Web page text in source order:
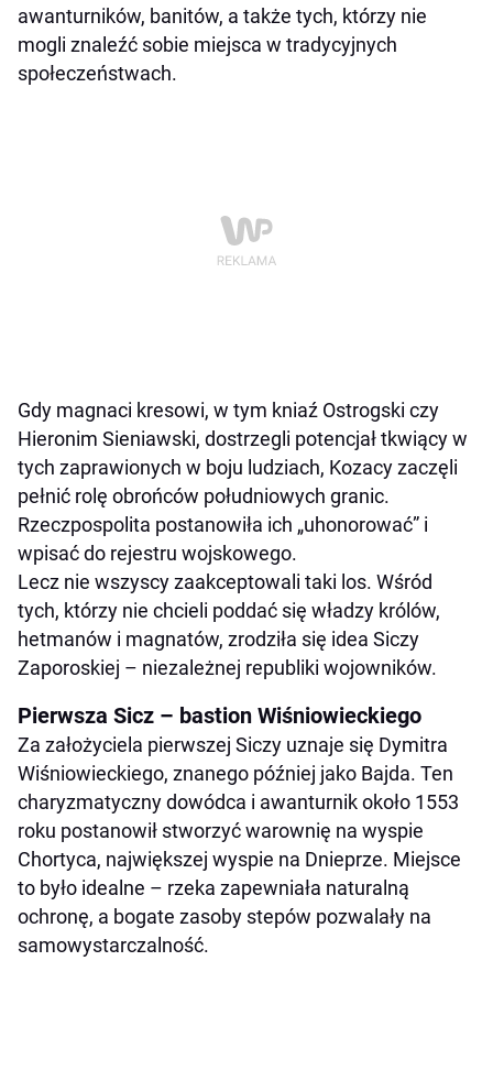
awanturników, banitów, a także tych, którzy nie
mogli znaleźć sobie miejsca w tradycyjnych
społeczeństwach.
Gdy magnaci kresowi, w tym kniaź Ostrogski czy
Hieronim Sieniawski, dostrzegli potencjał tkwiący w
tych zaprawionych w boju ludziach, Kozacy zaczęli
pełnić rolę obrońców południowych granic.
Rzeczpospolita postanowiła ich „uhonorować” i
wpisać do rejestru wojskowego.
Lecz nie wszyscy zaakceptowali taki los. Wśród
tych, którzy nie chcieli poddać się władzy królów,
hetmanów i magnatów, zrodziła się idea Siczy
Zaporoskiej – niezależnej republiki wojowników.
Pierwsza Sicz – bastion Wiśniowieckiego
Za założyciela pierwszej Siczy uznaje się Dymitra
Wiśniowieckiego, znanego później jako Bajda. Ten
charyzmatyczny dowódca i awanturnik około 1553
roku postanowił stworzyć warownię na wyspie
Chortyca, największej wyspie na Dnieprze. Miejsce
to było idealne – rzeka zapewniała naturalną
ochronę, a bogate zasoby stepów pozwalały na
samowystarczalność.